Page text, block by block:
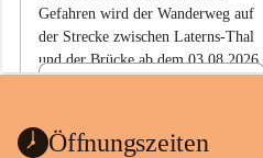
Gefahren wird der Wanderweg auf
der Strecke zwischen Laterns-Thal
und der Brücke ab dem 03.08.2026
ht
Öffnungszeiten